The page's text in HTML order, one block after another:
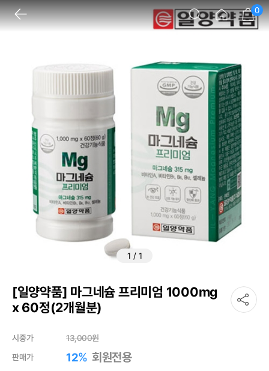
0
1 / 1
[일양약품] 마그네슘 프리미엄 1000mg
x 60정(2개월분)
시중가 13,000원
판매가
12% 회원전용